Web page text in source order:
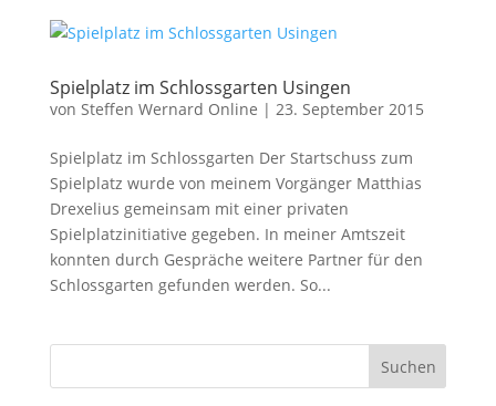
Spielplatz im Schlossgarten Usingen
von Steffen Wernard Online | 23. September 2015
Spielplatz im Schlossgarten Der Startschuss zum
Spielplatz wurde von meinem Vorgänger Matthias
Drexelius gemeinsam mit einer privaten
Spielplatzinitiative gegeben. In meiner Amtszeit
konnten durch Gespräche weitere Partner für den
Schlossgarten gefunden werden. So...